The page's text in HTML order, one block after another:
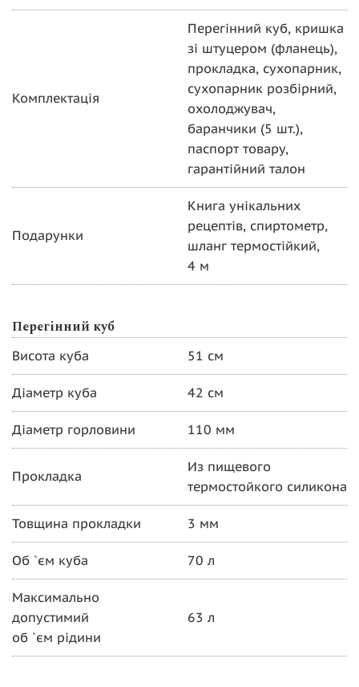
Комплектація
Перегінний куб, кришка
зі штуцером (фланець),
прокладка, сухопарник,
сухопарник розбірний,
охолоджувач,
баранчики (5 шт.),
паспорт товару,
гарантійний талон
Подарунки
Книга унікальних
рецептів, спиртометр,
шланг термостійкий,
4 м
Перегінний куб
Висота куба 51 см
Діаметр куба 42 см
Діаметр горловини 110 мм
Прокладка
Из пищевого
термостойкого силикона
Товщина прокладки 3 мм
Об `єм куба 70 л
Максимально
допустимий
об `єм рідини
63 л